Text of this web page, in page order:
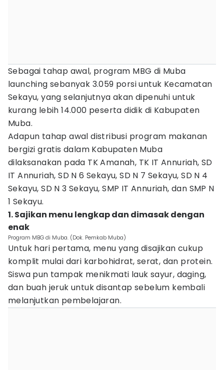
Sebagai tahap awal, program MBG di Muba
launching sebanyak 3.059 porsi untuk Kecamatan
Sekayu, yang selanjutnya akan dipenuhi untuk
kurang lebih 14.000 peserta didik di Kabupaten
Muba.
Adapun tahap awal distribusi program makanan
bergizi gratis dalam Kabupaten Muba
dilaksanakan pada TK Amanah, TK IT Annuriah, SD
IT Annuriah, SD N 6 Sekayu, SD N 7 Sekayu, SD N 4
Sekayu, SD N 3 Sekayu, SMP IT Annuriah, dan SMP N
1 Sekayu.
1. Sajikan menu lengkap dan dimasak dengan
enak
Program MBG di Muba. (Dok. Pemkab Muba)
Untuk hari pertama, menu yang disajikan cukup
komplit mulai dari karbohidrat, serat, dan protein.
Siswa pun tampak menikmati lauk sayur, daging,
dan buah jeruk untuk disantap sebelum kembali
melanjutkan pembelajaran.